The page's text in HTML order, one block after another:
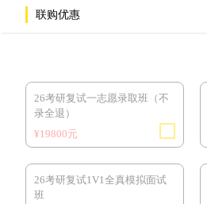
联购优惠
26考研复试一志愿录取班（不
录全退）
¥19800元
26考研复试1V1全真模拟面试
班